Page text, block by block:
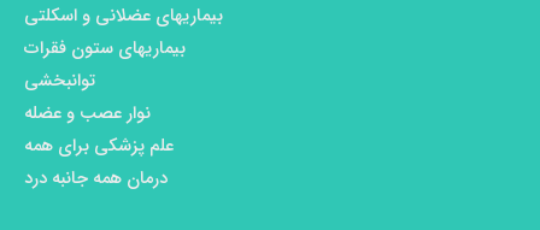
بیماریهای عضلانی و اسکلتی
بیماریهای ستون فقرات
توانبخشی
نوار عصب و عضله
علم پزشکی برای همه
درمان همه جانبه درد